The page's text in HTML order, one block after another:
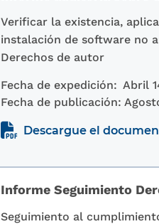
Verificar la existencia,
instalación de software no
Derechos de autor
Fecha de expedición: Abril
Fecha de publicación:
Descargue el
Informe Seguimiento
Seguimiento al